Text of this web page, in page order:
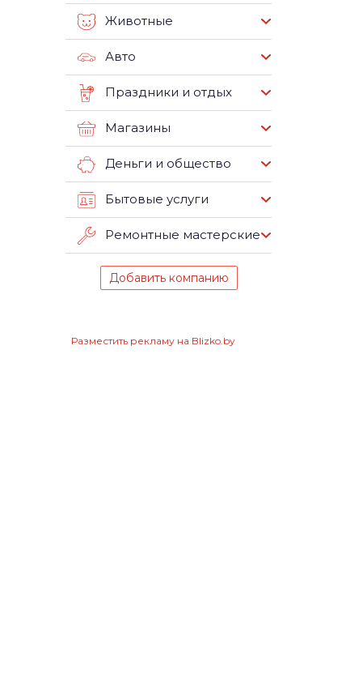
Животные
Авто
Праздники и отдых
Магазины
Деньги и общество
Бытовые услуги
Ремонтные мастерские
Добавить компанию
Разместить рекламу на Blizko.by